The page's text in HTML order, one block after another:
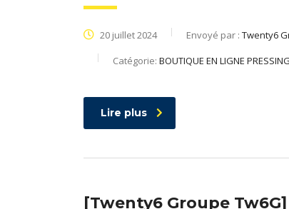
20 juillet 2024 Envoyé par : Twenty6
Catégorie: BOUTIQUE EN LIGNE PRESSING
Lire plus
[Twenty6 Groupe